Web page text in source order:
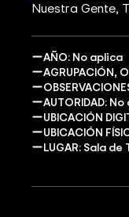
Nuestra Gente
AÑO: No aplica
AGRUPACIÓN,
AUTORIDAD:
UBICACIÓN
UBICACIÓN
LUGAR: Sala